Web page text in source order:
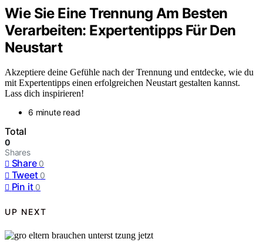
Wie Sie Eine Trennung Am Besten
Verarbeiten: Expertentipps Für Den
Neustart
Akzeptiere deine Gefühle nach der Trennung und entdecke, wie du
mit Expertentipps einen erfolgreichen Neustart gestalten kannst.
Lass dich inspirieren!
6 minute read
Total
0
Shares
Share 0
Tweet 0
Pin it 0
UP NEXT